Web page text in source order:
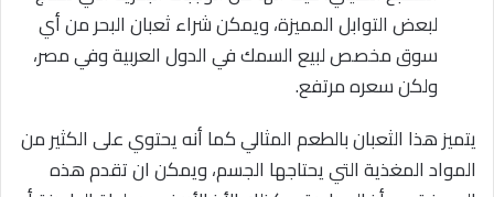
لبعض التوابل المميزة، ويمكن شراء ثعبان البحر من أي
سوق مخصص لبيع السمك في الدول العربية وفي مصر،
ولكن سعره مرتفع.
يتميز هذا الثعبان بالطعم المثالي كما أنه يحتوي على الكثير من
المواد المغذية التي يحتاجها الجسم، ويمكن ان تقدم هذه